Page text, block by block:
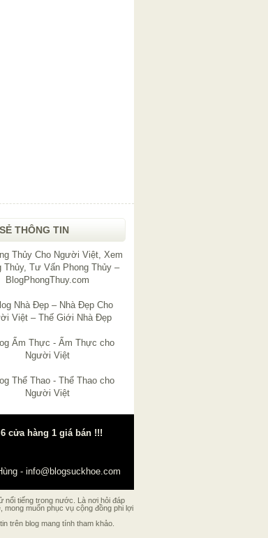
THÔNG TIN
cửa hàng 1 giá bán !!!
- info@blogsuckhoe.com
nổi tiếng trong nước. Là nơi hỏi đáp
muốn phục vụ cộng đồng phi lợi
trên blog mang tính tham khảo.